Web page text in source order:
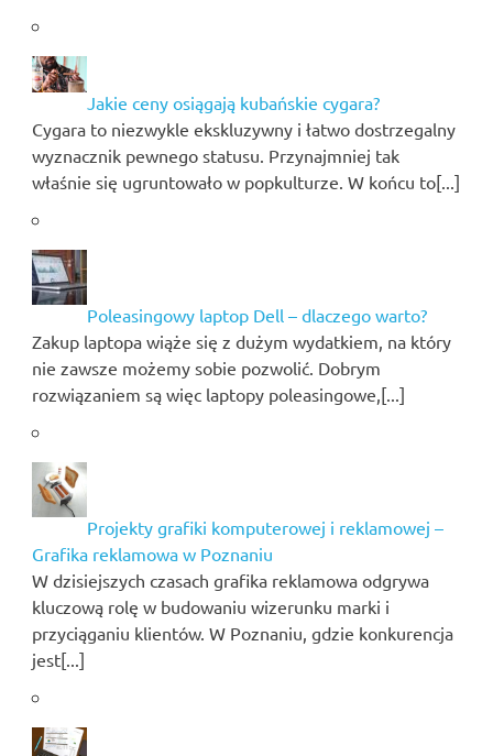
Jakie ceny osiągają kubańskie cygara?
Cygara to niezwykle ekskluzywny i łatwo dostrzegalny
wyznacznik pewnego statusu. Przynajmniej tak
właśnie się ugruntowało w popkulturze. W końcu to[...]
Poleasingowy laptop Dell – dlaczego warto?
Zakup laptopa wiąże się z dużym wydatkiem, na który
nie zawsze możemy sobie pozwolić. Dobrym
rozwiązaniem są więc laptopy poleasingowe,[...]
Projekty grafiki komputerowej i reklamowej –
Grafika reklamowa w Poznaniu
W dzisiejszych czasach grafika reklamowa odgrywa
kluczową rolę w budowaniu wizerunku marki i
przyciąganiu klientów. W Poznaniu, gdzie konkurencja
jest[...]